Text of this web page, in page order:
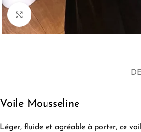
Click to enlarge
Voile Mousseline
Léger, fluide et agréable à porter, ce